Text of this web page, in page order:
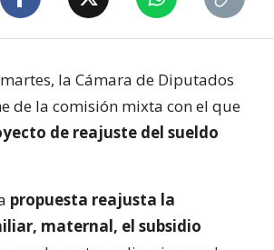
la Cámara de Diputados
de la comisión mixta con el que
de reajuste del sueldo
propuesta reajusta la
maternal, el subsidio